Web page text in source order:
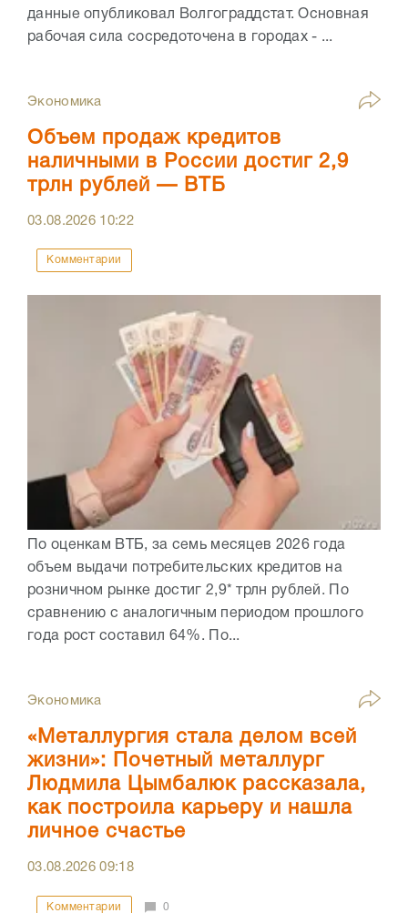
данные опубликовал Волгограддстат. Основная
рабочая сила сосредоточена в городах - ...
Экономика
Объем продаж кредитов
наличными в России достиг 2,9
трлн рублей — ВТБ
03.08.2026 10:22
Комментарии
По оценкам ВТБ, за семь месяцев 2026 года
объем выдачи потребительских кредитов на
розничном рынке достиг 2,9* трлн рублей. По
сравнению с аналогичным периодом прошлого
года рост составил 64%. По...
Экономика
«Металлургия стала делом всей
жизни»: Почетный металлург
Людмила Цымбалюк рассказала,
как построила карьеру и нашла
личное счастье
03.08.202609:18
Комментарии 0